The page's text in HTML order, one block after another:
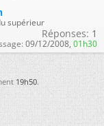
supérieur
Réponses: 1
09/12/2008, 01h30
19h50.